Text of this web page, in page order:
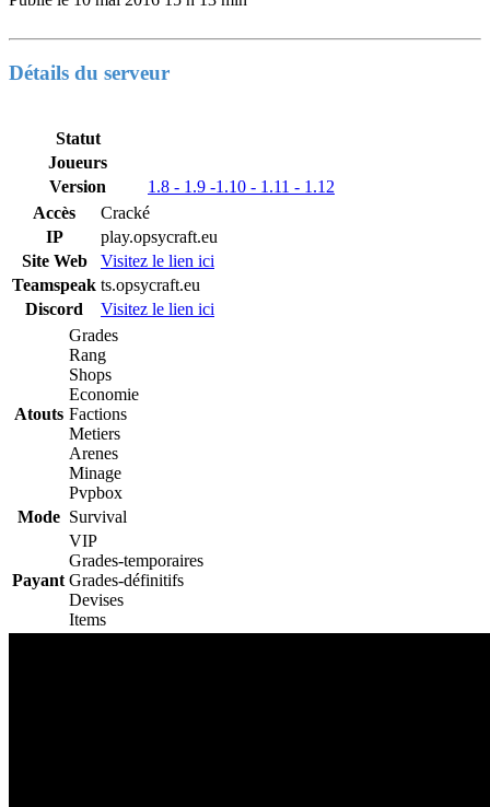
Détails du serveur
Statut
Joueurs
Version
1.8 - 1.9 -1.10 - 1.11 - 1.12
Accès
Cracké
IP
play.opsycraft.eu
Site Web
Visitez le lien ici
Teamspeak ts.opsycraft.eu
Discord
Visitez le lien ici
Atouts
Grades
Rang
Shops
Economie
Factions
Metiers
Arenes
Minage
Pvpbox
Mode Survival
Payant
VIP
Grades-temporaires
Grades-définitifs
Devises
Items